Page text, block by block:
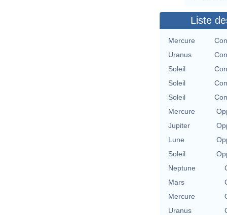
Liste
Mercure
Uranus
Soleil
Soleil
Soleil
Mercure
Jupiter
Lune
Soleil
Neptune
Mars
Mercure
Uranus